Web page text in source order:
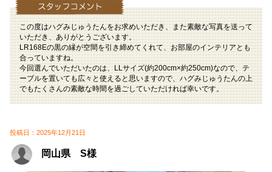
この度はハグみじゅうたんをお求めいただき、また素敵な写真を送って
いただき、ありがとうございます。
LR168Eの黒の縁が空間を引き締めてくれて、お部屋のインテリアとも
合っていますね。
今回選んでいただいたのは、LLサイズ(約200cm×約250cm)なので、テ
ーブルを置いても広々と使えると思いますので、ハグみじゅうたんの上
でもたくさんの素敵な時間を過ごしていただければ幸いです。
投稿日：2025年12月21日
岡山県 S様